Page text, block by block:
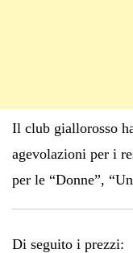
Il club giallorosso
agevolazioni per i
per le “Donne”,
Di seguito i prezzi: